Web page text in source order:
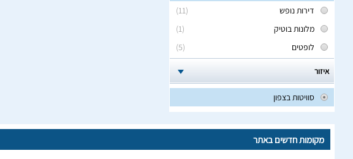
(11)
דירות נופש
(1)
מלונות בוטיק
(5)
לופטים
איזור
סוויטות בצפון
מקומות חדשים באתר